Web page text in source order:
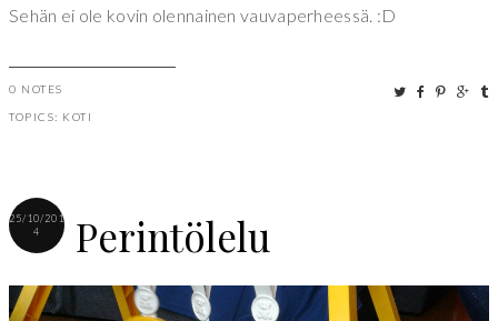
Sehän ei ole kovin olennainen vauvaperheessä. :D
0 NOTES
TOPICS: KOTI
25/10/201
4
Perintölelu